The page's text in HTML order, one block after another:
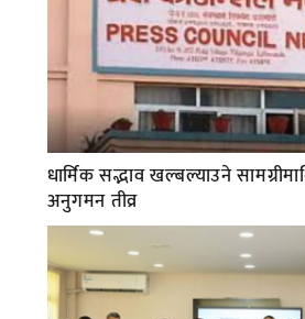
धार्मिक सद्भाव खल्बल्याउने
अनुगमन तीव्र